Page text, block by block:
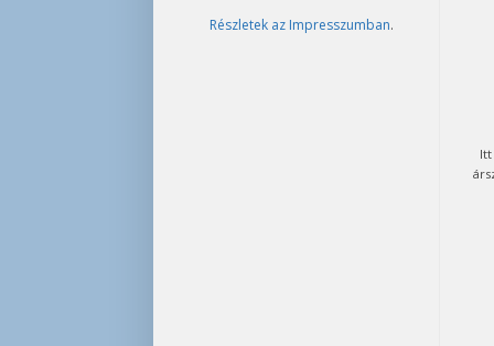
Részletek az Impresszumban.